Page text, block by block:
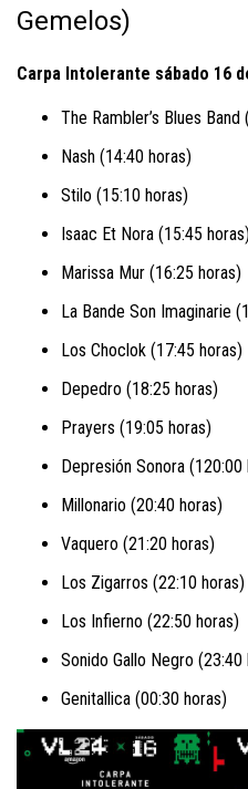
Gemelos)
Carpa Intolerante sábado 16
The Rambler’s Blues
Nash (14:40 horas)
Stilo (15:10 horas)
Isaac Et Nora (15:45 horas)
Marissa Mur (16:25 horas)
La Bande Son Imaginarie
Los Choclok (17:45 horas)
Depedro (18:25 horas)
Prayers (19:05 horas)
Depresión Sonora (120:00
Millonario (20:40 horas)
Vaquero (21:20 horas)
Los Zigarros (22:10 horas)
Los Infierno (22:50 horas)
Sonido Gallo Negro (23:40
Genitallica (00:30 horas)